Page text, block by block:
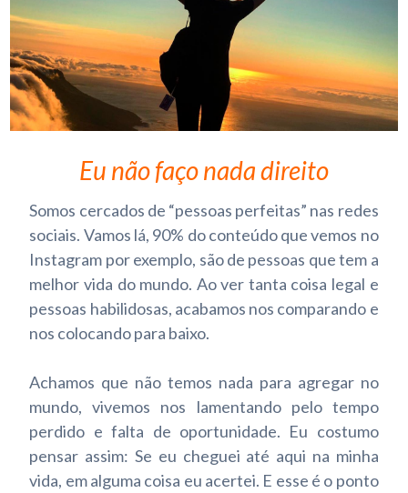
Eu não faço nada direito
Somos cercados de “pessoas perfeitas” nas redes
sociais. Vamos lá, 90% do conteúdo que vemos no
Instagram por exemplo, são de pessoas que tem a
melhor vida do mundo. Ao ver tanta coisa legal e
pessoas habilidosas, acabamos nos comparando e
nos colocando para baixo.
Achamos que não temos nada para agregar no
mundo, vivemos nos lamentando pelo tempo
perdido e falta de oportunidade. Eu costumo
pensar assim: Se eu cheguei até aqui na minha
vida, em alguma coisa eu acertei. E esse é o ponto